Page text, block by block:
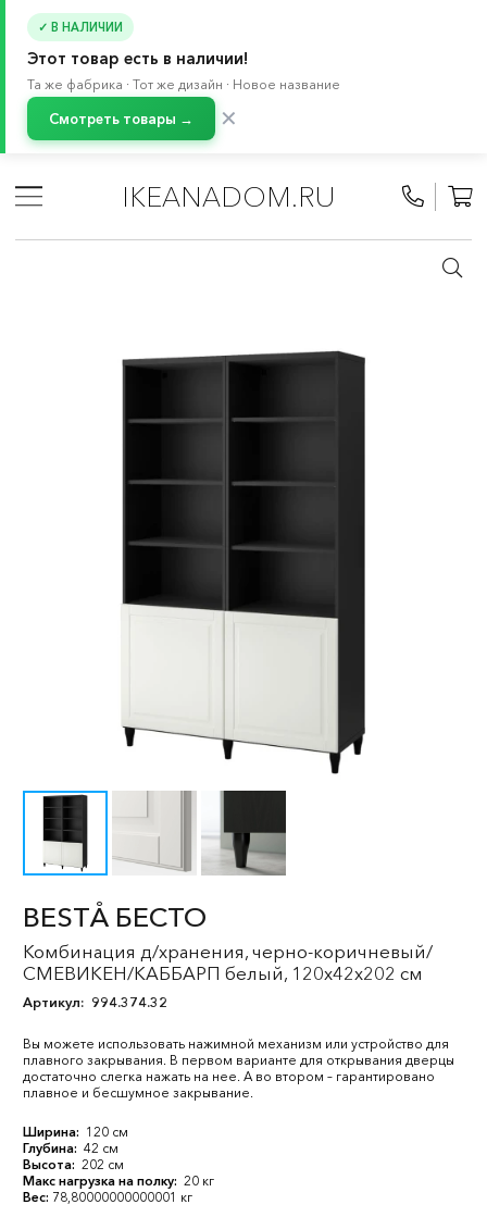
✓ В НАЛИЧИИ
Этот товар есть в наличии!
Та же фабрика · Тот же дизайн · Новое название
Смотреть товары → ✕
IKEANADOM.RU
Стеллажи и книжные шкафы
/ Книжные шкафы
БЕСТО система / Сложные комбинации БЕСТО
BESTÅ БЕСТО
Комбинация д/хранения, черно-коричневый/
СМЕВИКЕН/КАББАРП белый, 120x42x202 см
Артикул: 994.374.32
Вы можете использовать нажимной механизм или устройство для
плавного закрывания. В первом варианте для открывания дверцы
достаточно слегка нажать на нее. А во втором – гарантировано
плавное и бесшумное закрывание.
Ширина: 120 см
Глубина: 42 см
Высота: 202 см
Макс нагрузка на полку: 20 кг
Вес: 78,80000000000001 кг